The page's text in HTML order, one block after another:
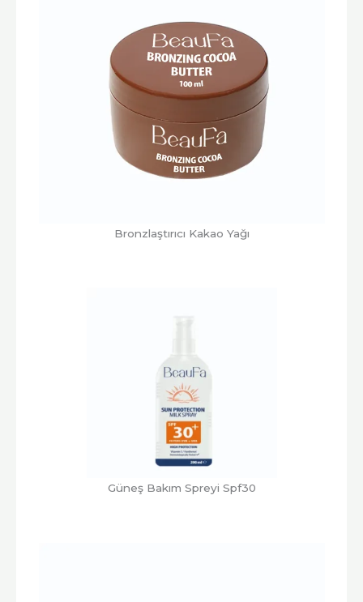
Bronzlaştırıcı Kakao Yağı
Güneş Bakım Spreyi Spf30